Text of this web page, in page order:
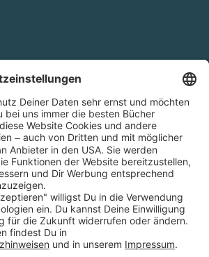
(Affiliate)
ab 9,00 € Bestellwert innerhalb
innerhalb Deutschlands